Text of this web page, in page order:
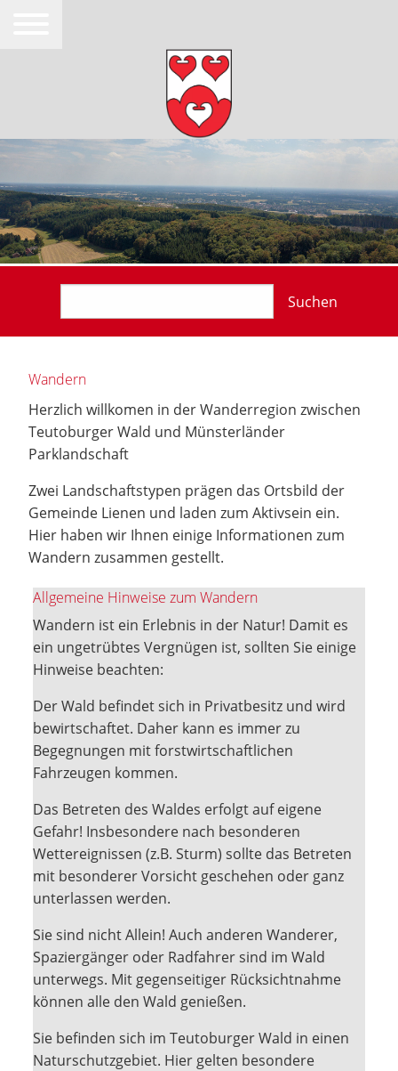
Suchen
Wandern
Herzlich willkomen in der Wanderregion zwischen
Teutoburger Wald und Münsterländer
Parklandschaft
Zwei Landschaftstypen prägen das Ortsbild der
Gemeinde Lienen und laden zum Aktivsein ein.
Hier haben wir Ihnen einige Informationen zum
Wandern zusammen gestellt.
Allgemeine Hinweise zum Wandern
Wandern ist ein Erlebnis in der Natur! Damit es
ein ungetrübtes Vergnügen ist, sollten Sie einige
Hinweise beachten:
Der Wald befindet sich in Privatbesitz und wird
bewirtschaftet. Daher kann es immer zu
Begegnungen mit forstwirtschaftlichen
Fahrzeugen kommen.
Das Betreten des Waldes erfolgt auf eigene
Gefahr! Insbesondere nach besonderen
Wettereignissen (z.B. Sturm) sollte das Betreten
mit besonderer Vorsicht geschehen oder ganz
unterlassen werden.
Sie sind nicht Allein! Auch anderen Wanderer,
Spaziergänger oder Radfahrer sind im Wald
unterwegs. Mit gegenseitiger Rücksichtnahme
können alle den Wald genießen.
Sie befinden sich im Teutoburger Wald in einen
Naturschutzgebiet. Hier gelten besondere